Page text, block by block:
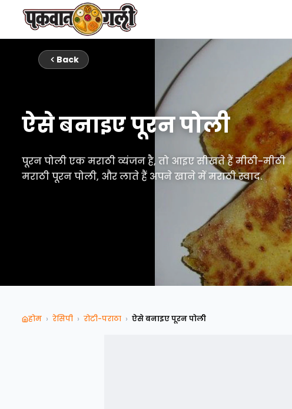
Back
ऐसे बनाइए पूरन पोली
पूरन पोली एक मराठी व्यंजन है, तो आइए सीखते हैं मीठी-मीठी
मराठी पूरन पोली, और लाते हैं अपने खाने में मराठी स्वाद.
होम › रेसिपी › रोटी-पराठा › ऐसे बनाइए पूरन पोली